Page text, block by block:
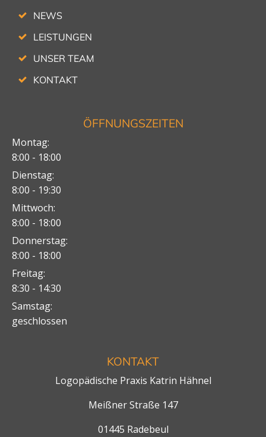
ÖFFNUNGSZEITEN
Montag:
8:00 - 18:00
Dienstag:
8:00 - 19:30
Mittwoch:
8:00 - 18:00
Donnerstag:
8:00 - 18:00
Freitag:
8:30 - 14:30
Samstag:
geschlossen
KONTAKT
Logopädische Praxis Katrin Hähnel
Meißner Straße 147
01445 Radebeul
NEWS
LEISTUNGEN
UNSER TEAM
KONTAKT